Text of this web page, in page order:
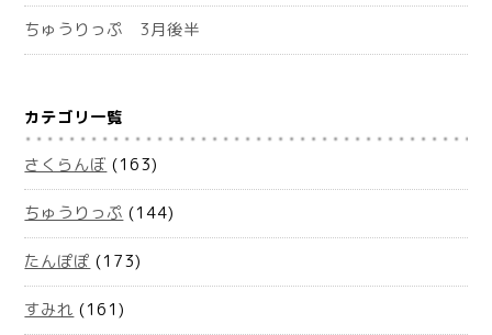
ちゅうりっぷ 3月後半
カテゴリ一覧
さくらんぼ (163)
ちゅうりっぷ (144)
たんぽぽ (173)
すみれ (161)